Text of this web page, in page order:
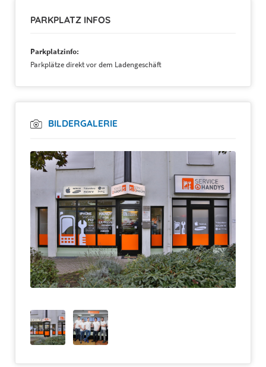
PARKPLATZ INFOS
Parkplatzinfo:
Parkplätze direkt vor dem Ladengeschäft
BILDERGALERIE